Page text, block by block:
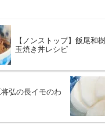
【ノンストップ】飯尾和
玉焼き丼レシピ
将弘の長イモのわ